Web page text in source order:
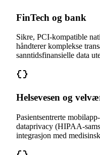
FinTech og bank
Sikre, PCI-kompatible
håndterer komplekse
sanntidsfinansielle data
Helsevesen og
Pasientsentrerte
dataprivacy (HIPAA-
integrasjon med